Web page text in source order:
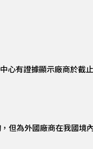
心有證據顯示廠商於截
但為外國廠商在我國境